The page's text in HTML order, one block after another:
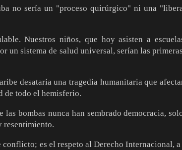
no sería un "proceso quirúrgico" ni una
Nuestros niños, que hoy asisten a
un sistema de salud universal, serían las
desataría una tragedia humanitaria que
de todo el hemisferio.
las bombas nunca han sembrado democracia,
resentimiento.
conflicto; es el respeto al Derecho Internacional,